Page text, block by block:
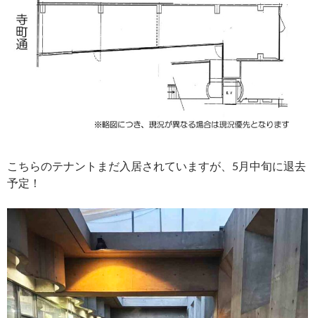
こちらのテナントまだ入居されていますが、5月中旬に退去
予定！